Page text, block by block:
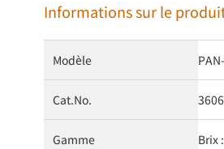
Informations sur le
Modèle
Cat.No. 3606
Gamme Brix